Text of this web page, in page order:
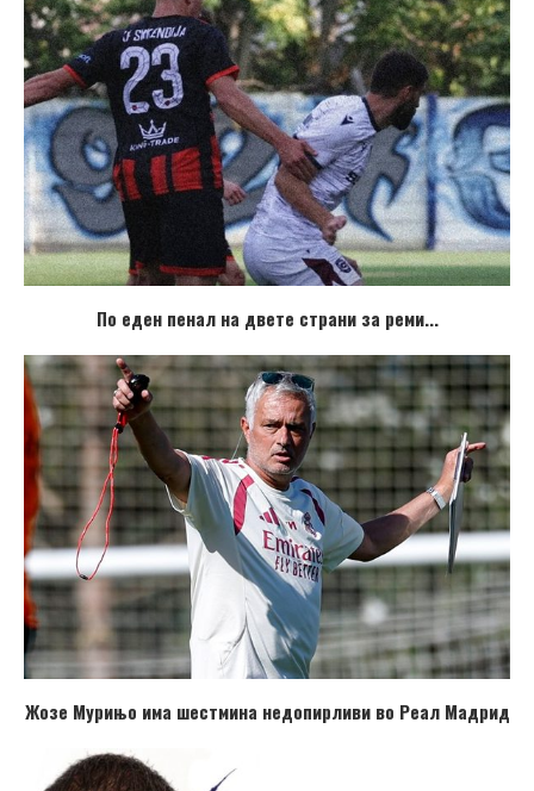
По еден пенал на двете страни за реми...
Жозе Мурињо има шестмина недопирливи во Реал Мадрид